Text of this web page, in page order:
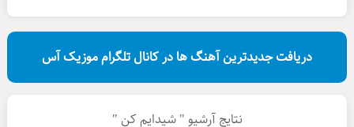
دریافت جدیدترین آهنگ ها در کانال تلگرام موزیک آس
نتایج آرشیو " شیدایم کن "